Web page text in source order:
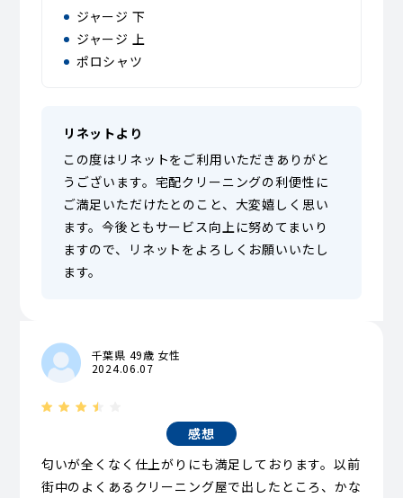
ジャージ 下
ジャージ 上
ポロシャツ
リネットより
この度はリネットをご利用いただきありがと
うございます。宅配クリーニングの利便性に
ご満足いただけたとのこと、大変嬉しく思い
ます。今後ともサービス向上に努めてまいり
ますので、リネットをよろしくお願いいたし
ます。
千葉県 49歳 女性
2024.06.07
感想
匂いが全くなく仕上がりにも満足しております。以前
街中のよくあるクリーニング屋で出したところ、かな